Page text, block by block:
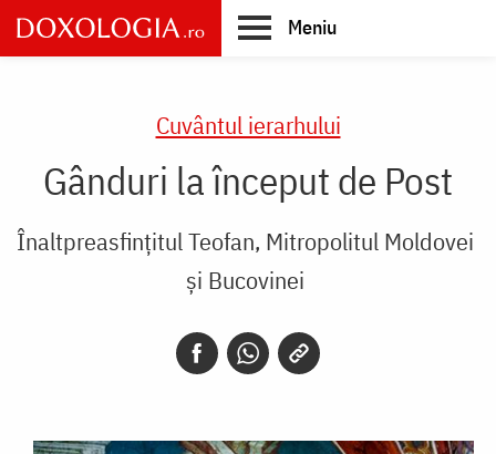
Skip
to
main
Meniu
Cuvântul ierarhului
Gânduri la început de Post
Înaltpreasfințitul Teofan, Mitropolitul Moldovei
și Bucovinei